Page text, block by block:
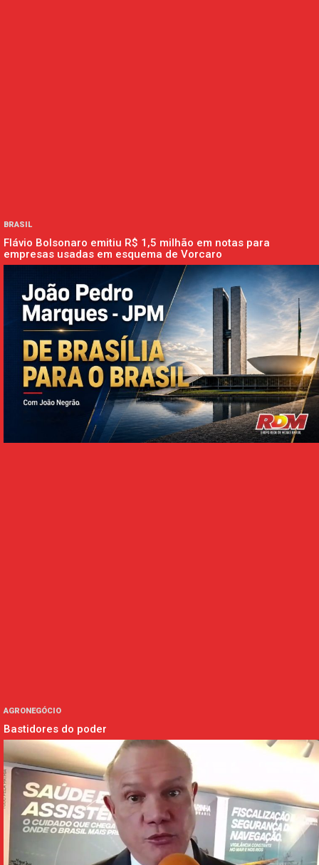
BRASIL
Flávio Bolsonaro emitiu R$ 1,5 milhão em notas para
empresas usadas em esquema de Vorcaro
AGRONEGÓCIO
Bastidores do poder